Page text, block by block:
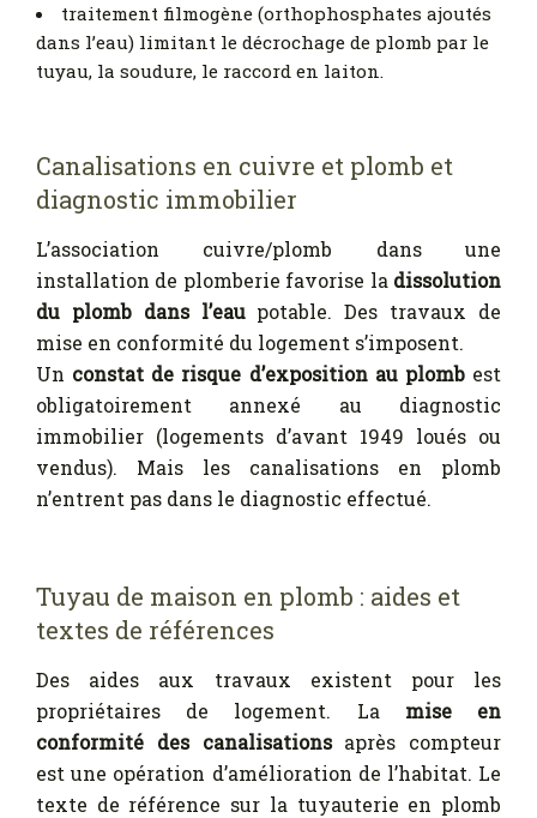
traitement filmogène (orthophosphates ajoutés
dans l’eau) limitant le décrochage de plomb par le
tuyau, la soudure, le raccord en laiton.
Canalisations en cuivre et plomb et
diagnostic immobilier
L’association cuivre/plomb dans une
installation de plomberie favorise la dissolution
du plomb dans l’eaupotable. Des travaux de
mise en conformité du logement s’imposent.
Un constat de risque d’exposition au plombest
obligatoirement annexé au diagnostic
immobilier (logements d’avant 1949 loués ou
vendus). Mais les canalisations en plomb
n’entrent pas dans le diagnostic effectué.
Tuyau de maison en plomb : aides et
textes de références
Des aides aux travaux existent pour les
propriétaires de logement. La mise en
conformité des canalisationsaprès compteur
est une opération d’amélioration de l’habitat. Le
texte de référence sur la tuyauterie en plomb